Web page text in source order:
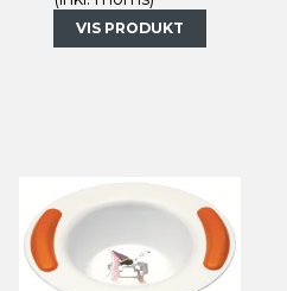
VIS PRODUKT